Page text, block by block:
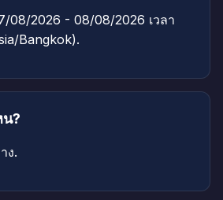
08/2026 - 08/08/2026 เวลา
Bangkok).
?
ง.